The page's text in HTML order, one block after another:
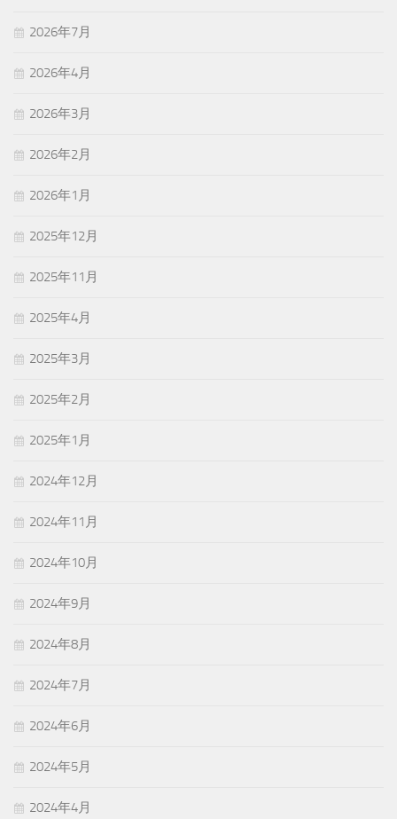
2026年7月
2026年4月
2026年3月
2026年2月
2026年1月
2025年12月
2025年11月
2025年4月
2025年3月
2025年2月
2025年1月
2024年12月
2024年11月
2024年10月
2024年9月
2024年8月
2024年7月
2024年6月
2024年5月
2024年4月